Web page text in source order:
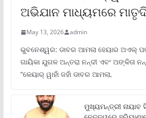
ଅଭିଯାନ ମାଧ୍ୟମରେ
May 13, 2026 admin
ଭୁବନେଶ୍ୱର: ଡାବର ଆମଲା ହେୟାର ଅଏଲ୍
ଗାୟିକା ଯୁଗଳ ଅନ୍ତରା ନନ୍ଦୀ ଏବଂ ଅଙ୍କିତା
“କେୟାର୍ ୱାହାଁ ଜହାଁ ଡାବର ଆମଲା,
ମୁଖ୍ୟମନ୍ତ୍ରୀ ନାୟାବ